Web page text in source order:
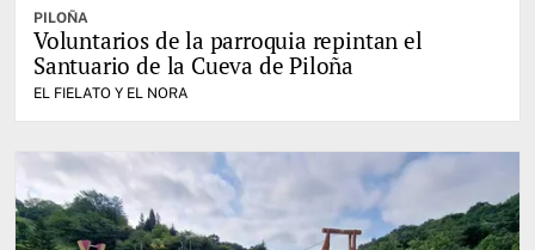
PILOÑA
Voluntarios de la parroquia repintan el
Santuario de la Cueva de Piloña
EL FIELATO Y EL NORA